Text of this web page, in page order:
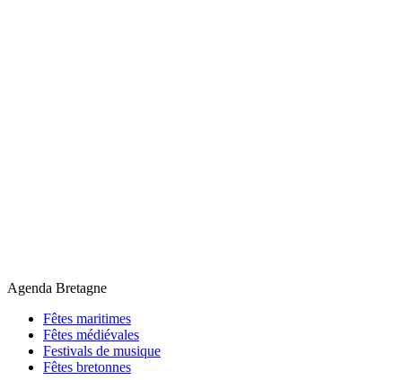
Agenda Bretagne
Fêtes maritimes
Fêtes médiévales
Festivals de musique
Fêtes bretonnes